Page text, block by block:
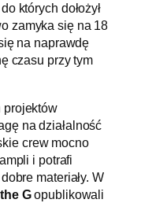
których dołożył
zamyka się na 18
na naprawdę
czasu przy tym
projektów
na działalność
crew mocno
i potrafi
materiały. W
Gopublikowali